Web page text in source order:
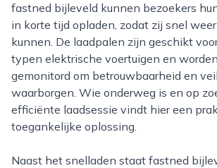
fastned bijleveld kunnen bezoekers
in korte tijd opladen, zodat zij snel
kunnen. De laadpalen zijn geschikt
typen elektrische voertuigen en
gemonitord om betrouwbaarheid en
waarborgen. Wie onderweg is en op
efficiënte laadsessie vindt hier een
toegankelijke oplossing.
Naast het snelladen staat fastned bijleveld in harmelen